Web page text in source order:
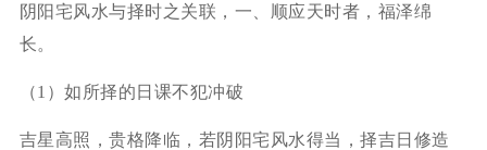
阴阳宅风水与择时之关联，一、顺应天时者，福泽绵
长。
（1）如所择的日课不犯冲破
吉星高照，贵格降临，若阴阳宅风水得当，择吉日修造